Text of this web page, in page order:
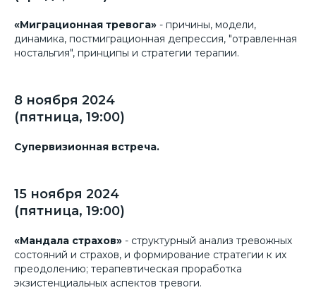
«Миграционная тревога» - причины, модели,
динамика, постмиграционная депрессия, "отравленная
ностальгия", принципы и стратегии терапии.
8 ноября 2024
(пятница, 19:00)
Супервизионная встреча.
15 ноября 2024
(пятница, 19:00)
«Мандала страхов» - структурный анализ тревожных
состояний и страхов, и формирование стратегии к их
преодолению; терапевтическая проработка
экзистенциальных аспектов тревоги.